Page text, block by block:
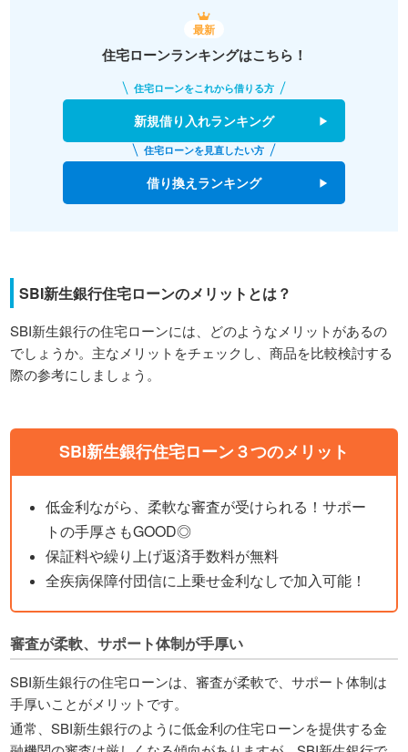
最新
住宅ローンランキングはこちら！
住宅ローンをこれから借りる方
新規借り入れランキング
住宅ローンを見直したい方
借り換えランキング
SBI新生銀行住宅ローンのメリットとは？
SBI新生銀行の住宅ローンには、どのようなメリットがあるの
でしょうか。主なメリットをチェックし、商品を比較検討する
際の参考にしましょう。
SBI新生銀行住宅ローン３つのメリット
低金利ながら、柔軟な審査が受けられる！サポー
トの手厚さもGOOD◎
保証料や繰り上げ返済手数料が無料
全疾病保障付団信に上乗せ金利なしで加入可能！
審査が柔軟、サポート体制が手厚い
SBI新生銀行の住宅ローンは、審査が柔軟で、サポート体制は
手厚いことがメリットです。
通常、SBI新生銀行のように低金利の住宅ローンを提供する金